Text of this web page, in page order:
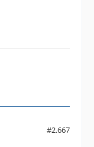
#2.667